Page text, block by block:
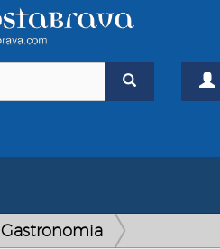
Gastronomia